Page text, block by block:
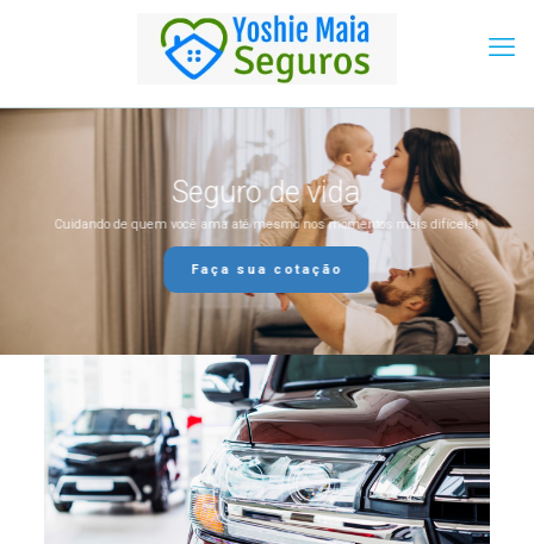
Seguro de vida
Cuidando de quem você ama até mesmo nos momentos mais difíceis!
Faça sua cotação